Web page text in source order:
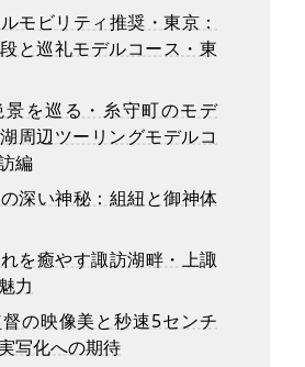
モビリティ推奨・東京：
と巡礼モデルコース・東
を巡る・糸守町のモデ
周辺ツーリングモデルコ
編
深い神秘：組紐と御神体
を癒やす諏訪湖畔・上諏
力
の映像美と秒速5センチ
写化への期待